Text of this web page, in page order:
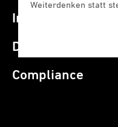
Weiterdenken statt
Impressum
Datenschutz
Compliance